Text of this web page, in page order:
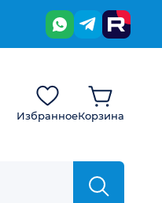
ИзбранноеКорзина